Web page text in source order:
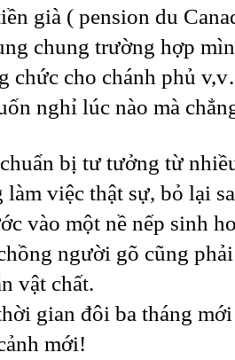
già ( pension du
chung trường hợp
chức cho chánh phủ
nghỉ lúc nào mà
bị tư tưởng từ
làm việc thật sự, bỏ lại
vào một nề nếp sinh
người gõ cũng
vật chất.
gian đôi ba tháng
mới!